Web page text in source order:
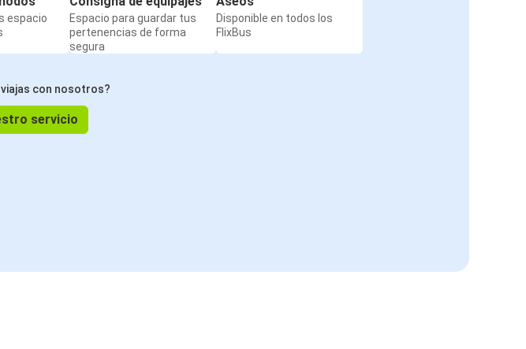
espacio
Espacio para guardar tus
pertenencias de forma
segura
Disponible en todos los
FlixBus
viajas con nosotros?
servicio